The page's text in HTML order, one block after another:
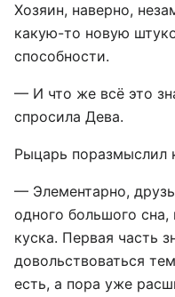
Хозяин, наверно,
какую-то новую
способности.
— И что же всё это
спросила Дева.
Рыцарь поразмыслил
— Элементарно,
одного большого
куска. Первая часть
довольствоваться
есть, а пора уже